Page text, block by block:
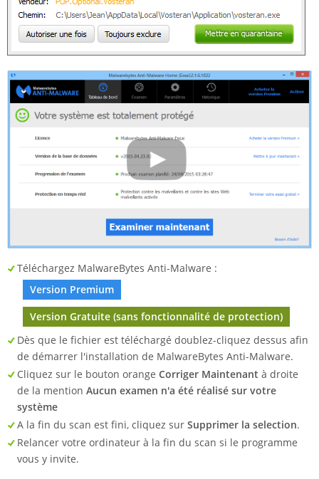
Téléchargez MalwareBytes Anti-Malware :
Version Premium
Version Gratuite (sans fonctionnalité de protection)
Dès que le fichier est téléchargé doublez-cliquez dessus afin
de démarrer l'installation de MalwareBytes Anti-Malware.
Cliquez sur le bouton orange Corriger Maintenant à droite
de la mention Aucun examen n'a été réalisé sur votre
système
A la fin du scan est fini, cliquez sur Supprimer la selection.
Relancer votre ordinateur à la fin du scan si le programme
vous y invite.